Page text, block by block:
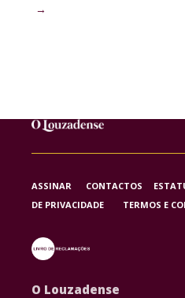
→
ASSINAR CONTACTOS
DE PRIVACIDADE TERMOS E
O Louzadense